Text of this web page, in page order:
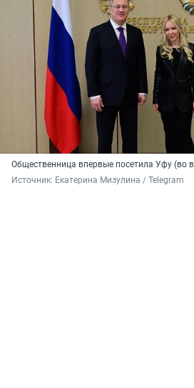
Общественница впервые посетила Уфу (во
Источник: Екатерина Мизулина / Telegram